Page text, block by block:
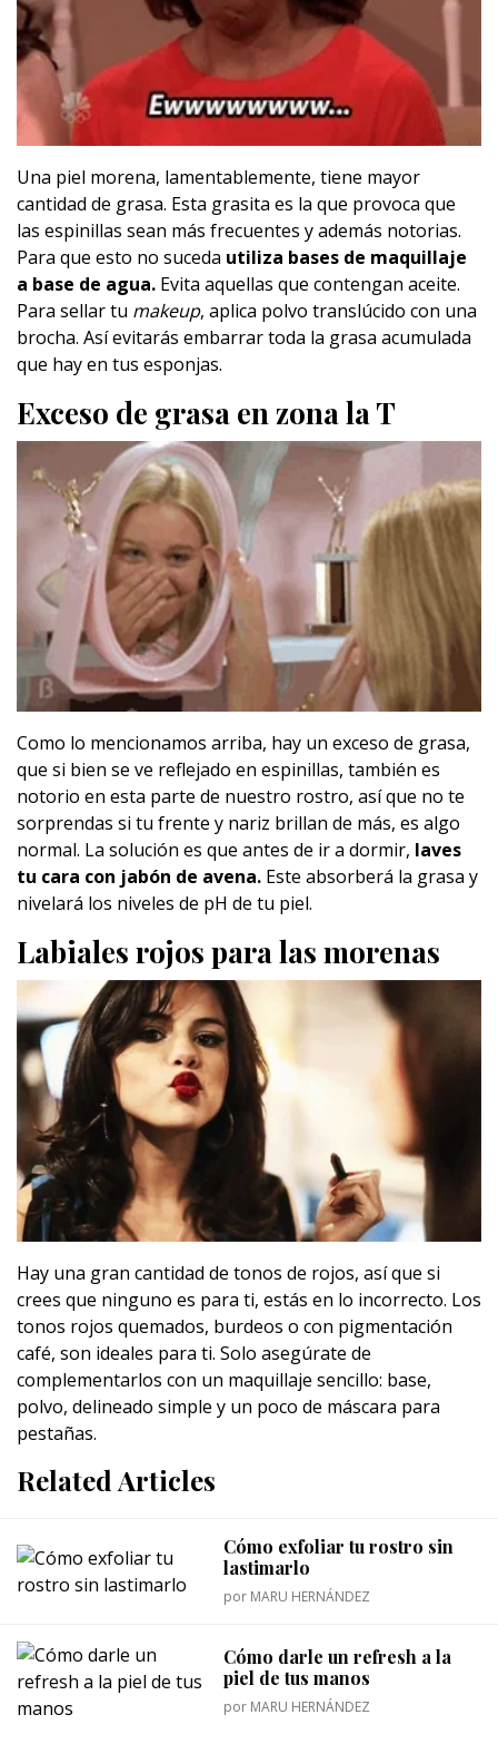
Una piel morena, lamentablemente, tiene mayor
cantidad de grasa. Esta grasita es la que provoca que
las espinillas sean más frecuentes y además notorias.
Para que esto no suceda utiliza bases de maquillaje
a base de agua. Evita aquellas que contengan aceite.
Para sellar tu makeup, aplica polvo translúcido con una
brocha. Así evitarás embarrar toda la grasa acumulada
que hay en tus esponjas.
Exceso de grasa en zona la T
Como lo mencionamos arriba, hay un exceso de grasa,
que si bien se ve reflejado en espinillas, también es
notorio en esta parte de nuestro rostro, así que no te
sorprendas si tu frente y nariz brillan de más, es algo
normal. La solución es que antes de ir a dormir, laves
tu cara con jabón de avena. Este absorberá la grasa y
nivelará los niveles de pH de tu piel.
Labiales rojos para las morenas
Hay una gran cantidad de tonos de rojos, así que si
crees que ninguno es para ti, estás en lo incorrecto. Los
tonos rojos quemados, burdeos o con pigmentación
café, son ideales para ti. Solo asegúrate de
complementarlos con un maquillaje sencillo: base,
polvo, delineado simple y un poco de máscara para
pestañas.
Related Articles
Cómo exfoliar tu rostro sin
lastimarlo
por MARU HERNÁNDEZ
Cómo darle un refresh a la
piel de tus manos
por MARU HERNÁNDEZ